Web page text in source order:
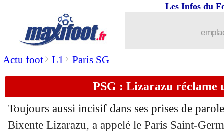
Actu foot> L1 > Paris SG
Les Infos du
PSG : Lizarazu réclame
Toujours aussi incisif dans ses prises de
Bixente Lizarazu, a appelé le Paris Saint-
: Monaco-Reims, les compos
12/03 PSG: 300 passes décisives pour Messi
12/03 Lorient: Gourcuff prévient Le Bris
12/03 L1: le triplé d'Openda dans l'histoire !